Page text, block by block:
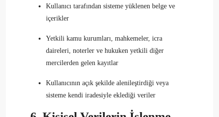
Kullanıcı tarafından sisteme yüklenen belge ve
içerikler
Yetkili kamu kurumları, mahkemeler, icra
daireleri, noterler ve hukuken yetkili diğer
mercilerden gelen kayıtlar
Kullanıcının açık şekilde alenileştirdiği veya
sisteme kendi iradesiyle eklediği veriler